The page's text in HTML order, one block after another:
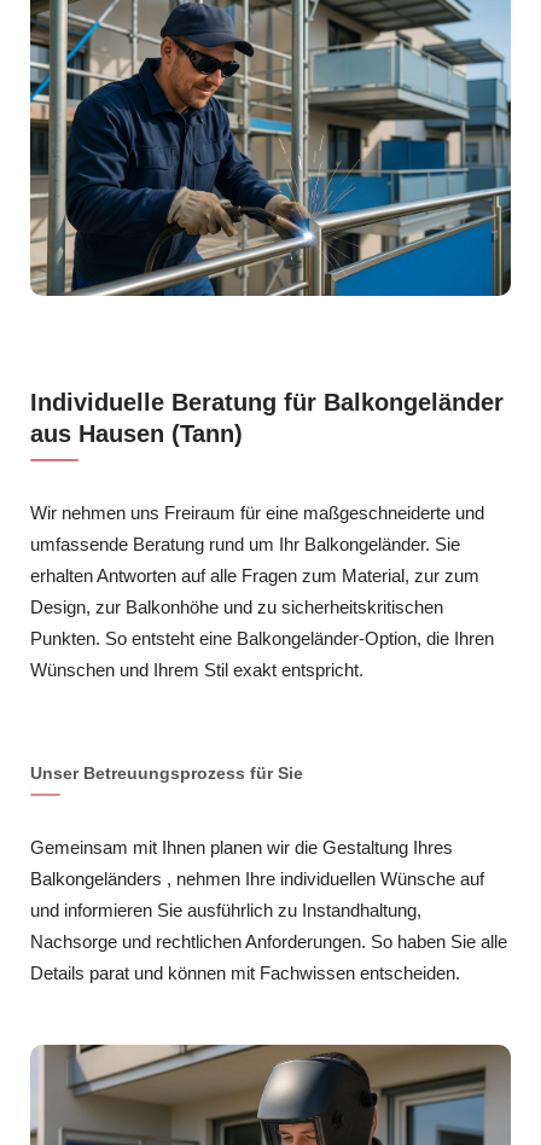
Individuelle Beratung für Balkongeländer
aus Hausen (Tann)
Wir nehmen uns Freiraum für eine maßgeschneiderte und
umfassende Beratung rund um Ihr Balkongeländer. Sie
erhalten Antworten auf alle Fragen zum Material, zur zum
Design, zur Balkonhöhe und zu sicherheitskritischen
Punkten. So entsteht eine Balkongeländer-Option, die Ihren
Wünschen und Ihrem Stil exakt entspricht.
Unser Betreuungsprozess für Sie
Gemeinsam mit Ihnen planen wir die Gestaltung Ihres
Balkongeländers , nehmen Ihre individuellen Wünsche auf
und informieren Sie ausführlich zu Instandhaltung,
Nachsorge und rechtlichen Anforderungen. So haben Sie alle
Details parat und können mit Fachwissen entscheiden.